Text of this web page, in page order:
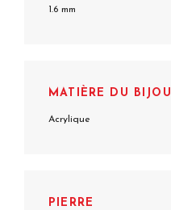
1.6 mm
MATIÈRE DU BIJOU
Acrylique
PIERRE